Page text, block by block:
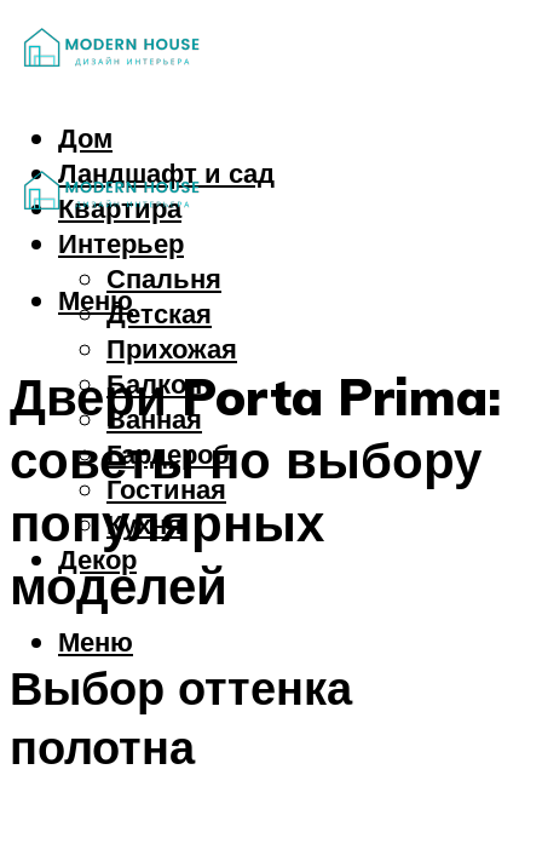
Дом
Ландшафт и сад
Квартира
Интерьер
Спальня
Детская
Прихожая
Балкон
Ванная
Гардероб
Гостиная
Кухня
Декор
Меню
Меню
Двери Porta Prima:
советы по выбору
популярных
моделей
Выбор оттенка
полотна